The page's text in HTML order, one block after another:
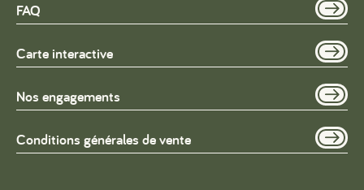
FAQ
Carte interactive
Nos engagements
Conditions générales de vente